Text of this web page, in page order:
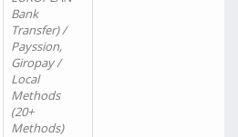
Bank
Transfer) /
Payssion,
Giropay /
Local
Methods
(20+
Methods)